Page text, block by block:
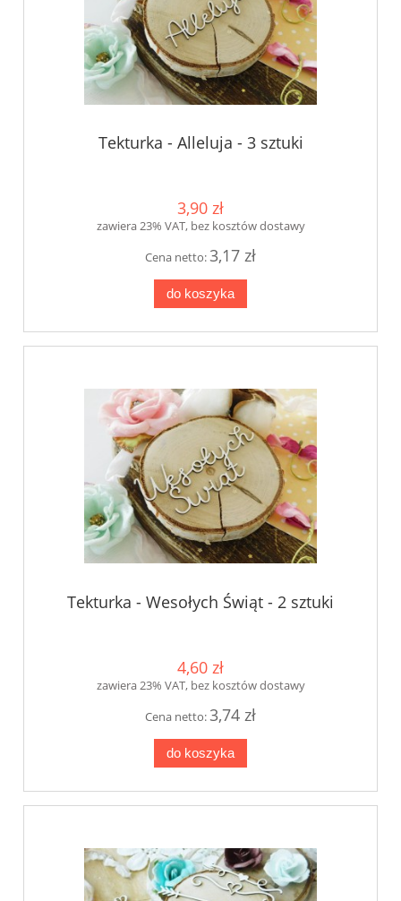
Tekturka - Alleluja - 3 sztuki
3,90 zł
zawiera 23% VAT, bez kosztów dostawy
Cena netto:3,17 zł
do koszyka
Tekturka - Wesołych Świąt - 2 sztuki
4,60 zł
zawiera 23% VAT, bez kosztów dostawy
Cena netto:3,74 zł
do koszyka